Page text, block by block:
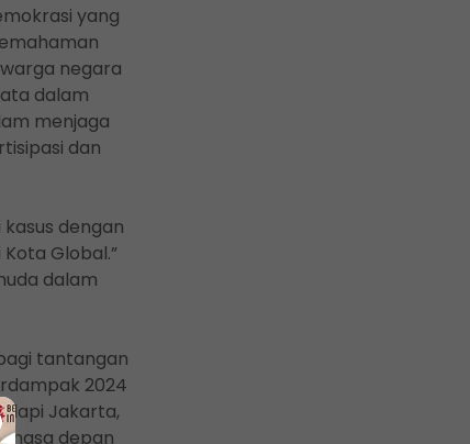
yang
negara
dalam
menjaga
dan
dengan
Global.”
dalam
tantangan
2024
Jakarta,
depan